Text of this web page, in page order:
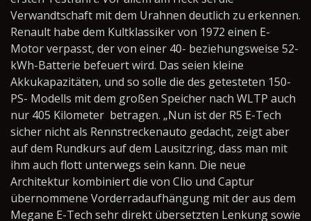
Verwandtschaft mit dem Urahnen deutlich zu erkennen.
Renault habe dem Kultklassiker von 1972 einen E-
Motor verpasst, der von einer 40- beziehungsweise 52-
kWh-Batterie befeuert wird. Das seien kleine
Akkukapazitäten, und so solle die des getesteten 150-
PS- Modells mit dem großen Speicher nach WLTP auch
nur 405 Kilometer betragen. „Nun ist der R5 E-Tech
sicher nicht als Rennstreckenauto gedacht, zeigt aber
auf dem Rundkurs auf dem Lausitzring, dass man mit
ihm auch flott unterwegs sein kann. Die neue
Architektur kombiniert die von Clio und Captur
übernommene Vorderradaufhängung mit der aus dem
Megane E-Tech sehr direkt übersetzten Lenkung sowie